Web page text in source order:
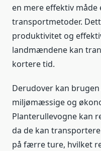
en mere effektiv
transportmetoder.
produktivitet og
landmændene kan
kortere tid.
Derudover kan
miljømæssige og
Planterullevogne kan
da de kan
på færre ture, hvilket